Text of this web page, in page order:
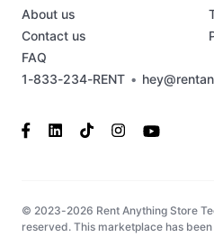
1-833-234-RENT •
About us
Contact us
FAQ
© 2023-2026 Rent Anything Store
reserved. This marketplace has